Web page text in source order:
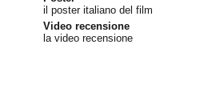
il poster italiano del film
Video recensione
la video recensione